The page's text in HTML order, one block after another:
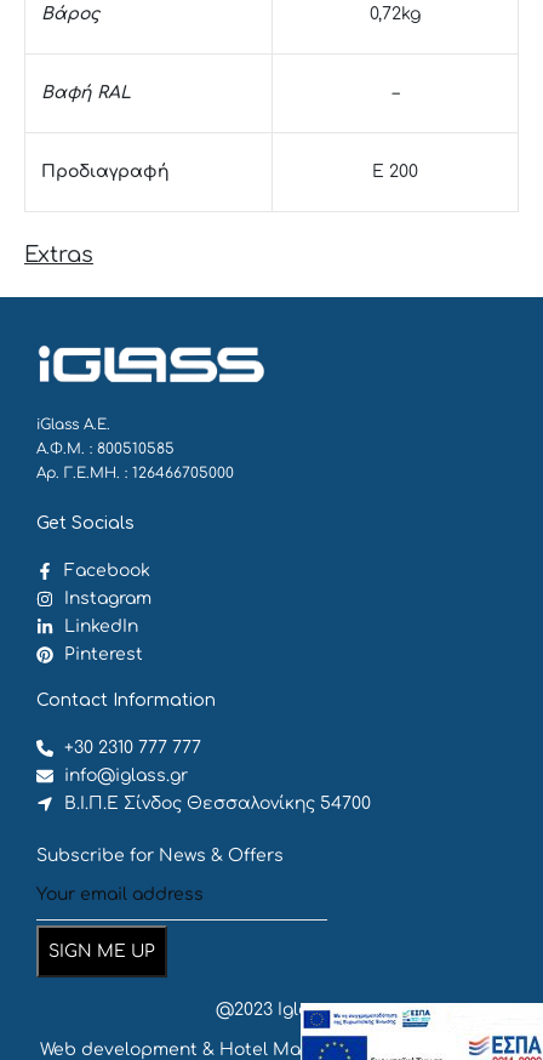
Βάρος 0,72kg
Βαφή RAL –
Προδιαγραφή E 200
Extras
iGlass Α.Ε.
Α.Φ.Μ. : 800510585
Αρ. Γ.Ε.ΜΗ. : 126466705000
Get Socials
Facebook
Instagram
LinkedIn
Pinterest
Contact Information
+30 2310 777 777
info@iglass.gr
Β.Ι.Π.Ε Σίνδος Θεσσαλονίκης 54700
Subscribe for News & Offers
@2023 Iglass
Web development & Hotel Marketingby { deventum}